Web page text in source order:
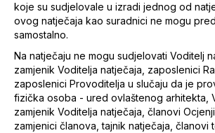
koje su sudjelovale u izradi jednog od
ovog natječaja kao suradnici ne mogu
samostalno.
Na natječaju ne mogu sudjelovati Voditelj
zamjenik Voditelja natječaja, zaposlenici
zaposlenici Provoditelja u slučaju da je
fizička osoba - ured ovlaštenog arhitekta,
zamjenik Voditelja natječaja, članovi
zamjenici članova, tajnik natječaja, članovi